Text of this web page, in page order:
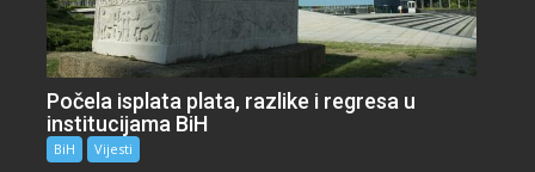
Počela isplata plata, razlike i regresa u
institucijama BiH
BiH Vijesti